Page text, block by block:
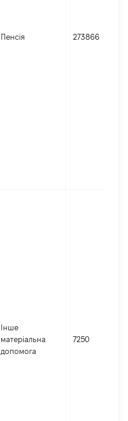
Пенсія 273866
Інше
матеріальна
допомога
7250